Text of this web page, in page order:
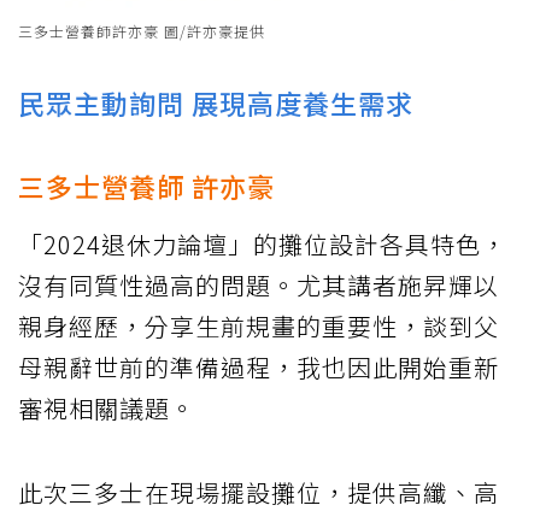
三多士營養師許亦豪 圖/許亦豪提供
民眾主動詢問 展現高度養生需求
三多士營養師 許亦豪
「2024退休力論壇」的攤位設計各具特色，
沒有同質性過高的問題。尤其講者施昇輝以
親身經歷，分享生前規畫的重要性，談到父
母親辭世前的準備過程，我也因此開始重新
審視相關議題。
此次三多士在現場擺設攤位，提供高纖、高